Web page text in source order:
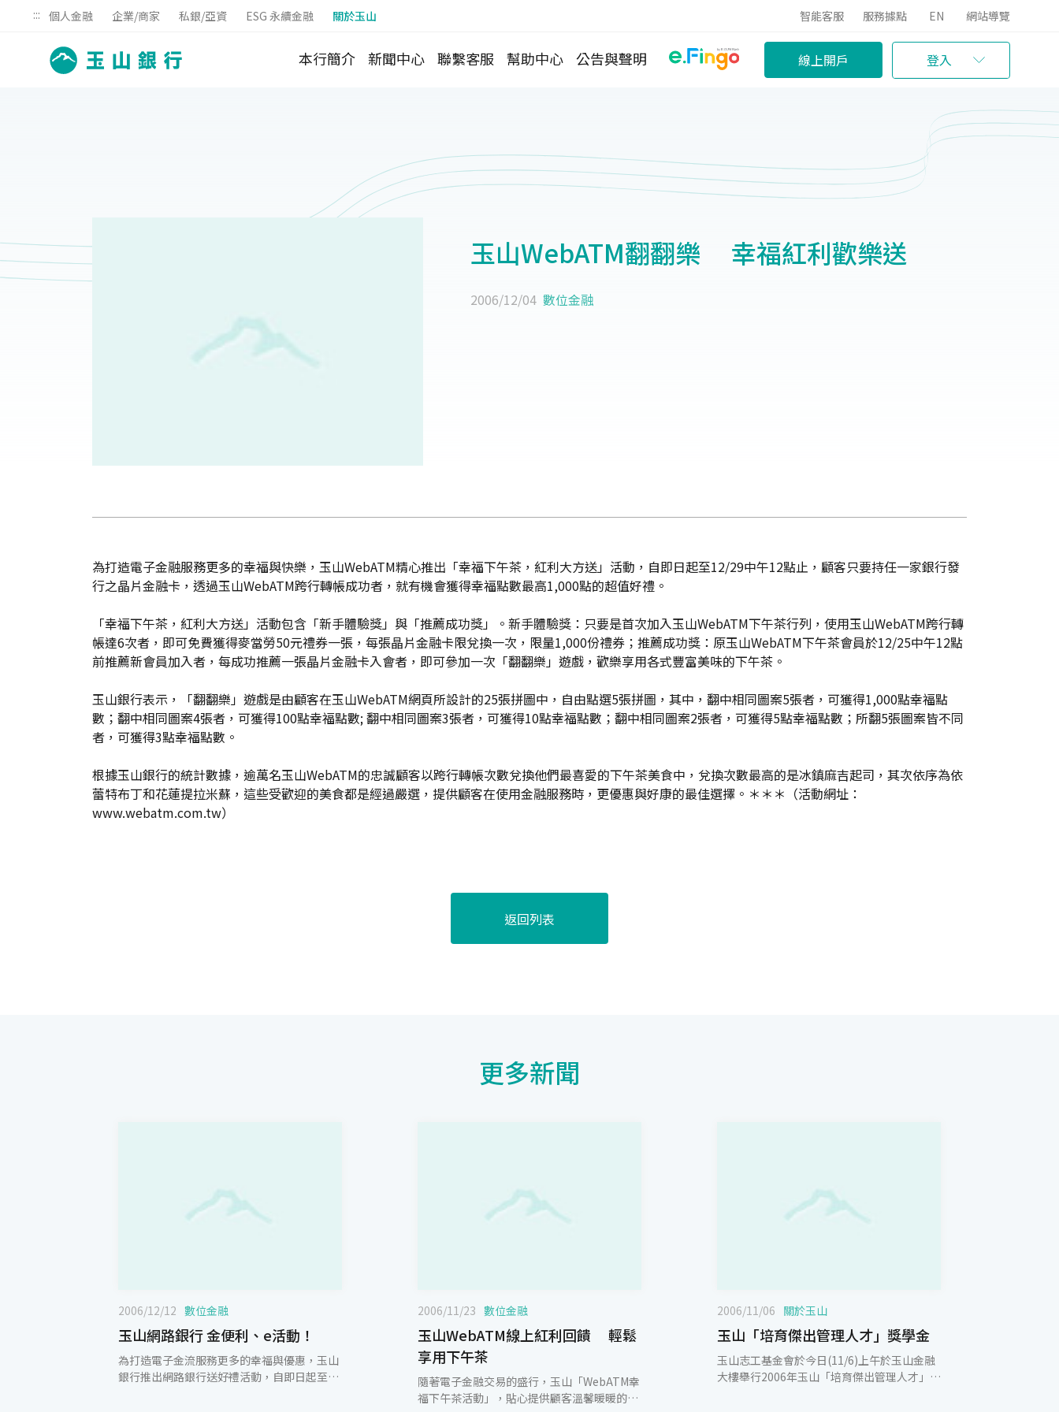
::: 個人金融 企業/商家 私銀/亞資 ESG 永續金融 關於玉山 智能客服 服務據點 EN 網站導覽
本行簡介 新聞中心 聯繫客服 幫助中心 公告與聲明 線上開戶 登入
玉山WebATM翻翻樂 幸福紅利歡樂送
2006/12/04 數位金融
為打造電子金融服務更多的幸福與快樂，玉山WebATM精心推出「幸福下午茶，紅利大方送」活動，自即日起至12/29中午12點止，顧客只要持任一家銀行發
行之晶片金融卡，透過玉山WebATM跨行轉帳成功者，就有機會獲得幸福點數最高1,000點的超值好禮。
「幸福下午茶，紅利大方送」活動包含「新手體驗獎」與「推薦成功獎」。新手體驗獎：只要是首次加入玉山WebATM下午茶行列，使用玉山WebATM跨行轉
帳達6次者，即可免費獲得麥當勞50元禮券一張，每張晶片金融卡限兌換一次，限量1,000份禮券；推薦成功獎：原玉山WebATM下午茶會員於12/25中午12點
前推薦新會員加入者，每成功推薦一張晶片金融卡入會者，即可參加一次「翻翻樂」遊戲，歡樂享用各式豐富美味的下午茶。
玉山銀行表示，「翻翻樂」遊戲是由顧客在玉山WebATM網頁所設計的25張拼圖中，自由點選5張拼圖，其中，翻中相同圖案5張者，可獲得1,000點幸福點
數；翻中相同圖案4張者，可獲得100點幸福點數; 翻中相同圖案3張者，可獲得10點幸福點數；翻中相同圖案2張者，可獲得5點幸福點數；所翻5張圖案皆不同
者，可獲得3點幸福點數。
根據玉山銀行的統計數據，逾萬名玉山WebATM的忠誠顧客以跨行轉帳次數兌換他們最喜愛的下午茶美食中，兌換次數最高的是冰鎮麻吉起司，其次依序為依
蕾特布丁和花蓮提拉米蘇，這些受歡迎的美食都是經過嚴選，提供顧客在使用金融服務時，更優惠與好康的最佳選擇。＊＊＊（活動網址：
www.webatm.com.tw）
返回列表
更多新聞
2006/12/12 數位金融
玉山網路銀行 金便利、e活動！
為打造電子金流服務更多的幸福與優惠，玉山
銀行推出網路銀行送好禮活動，自即日起至
2006/11/23 數位金融
玉山WebATM線上紅利回饋 輕鬆
享用下午茶
隨著電子金融交易的盛行，玉山「WebATM幸
福下午茶活動」，貼心提供顧客溫馨暖暖的超
2006/11/06 關於玉山
玉山「培育傑出管理人才」獎學金
玉山志工基金會於今日(11/6)上午於玉山金融
大樓舉行2006年玉山「培育傑出管理人才」獎